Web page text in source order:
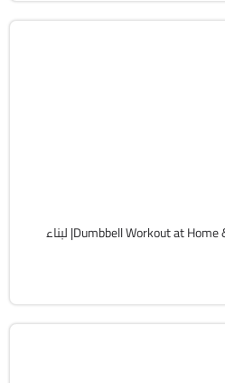
تحميل تطبيق Dumbbell Workout at Home & Gym (Premium)| لبناء